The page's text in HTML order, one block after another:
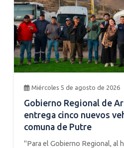
Miércoles 5 de agosto de 2026
Gobierno Regional de
entrega cinco nuevos
comuna de Putre
"Para el Gobierno Regional, al